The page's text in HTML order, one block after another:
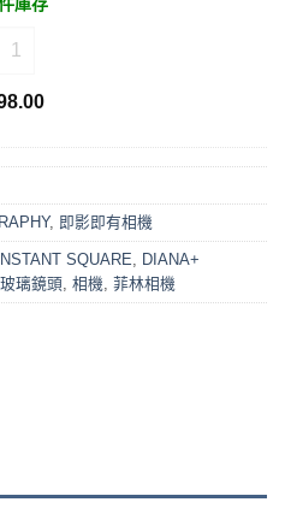
FUJIFILM INSTAX SQUARE
, 即影即有相機
SQUARE, DIANA+
玻璃鏡頭, 相機, 菲林相機